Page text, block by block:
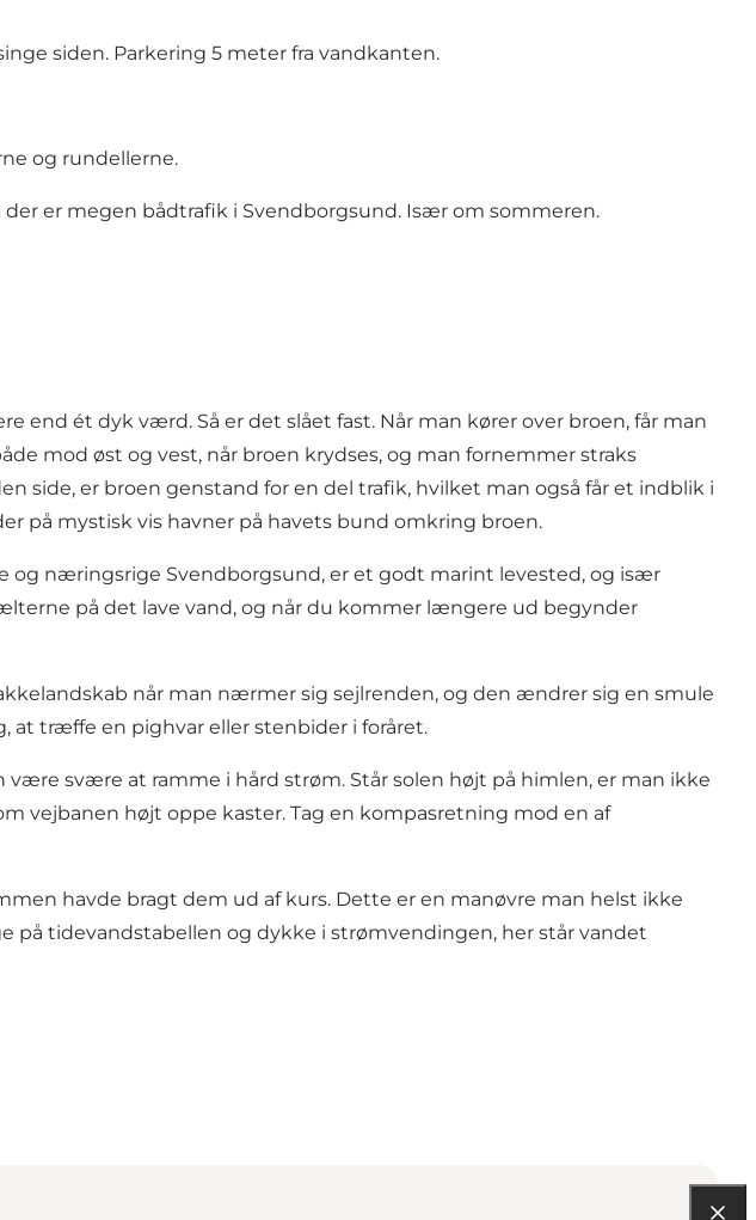
siden. Parkering 5 meter fra vandkanten.
og rundellerne.
er megen bådtrafik i Svendborgsund. Især om sommeren.
end ét dyk værd. Så er det slået fast. Når man kører over broen, får man
mod øst og vest, når broen krydses, og man fornemmer straks
side, er broen genstand for en del trafik, hvilket man også får et indblik i
på mystisk vis havner på havets bund omkring broen.
og næringsrige Svendborgsund, er et godt marint levested, og især
på det lave vand, og når du kommer længere ud begynder
når man nærmer sig sejlrenden, og den ændrer sig en smule
at træffe en pighvar eller stenbider i foråret.
svære at ramme i hård strøm. Står solen højt på himlen, er man ikke
vejbanen højt oppe kaster. Tag en kompasretning mod en af
havde bragt dem ud af kurs. Dette er en manøvre man helst ikke
på tidevandstabellen og dykke i strømvendingen, her står vandet